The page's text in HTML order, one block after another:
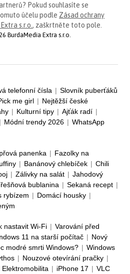
Pokud souhlasíte se
účelu podle Zásad ochrany
s.r.o., zaškrtněte toto pole.
BurdaMedia Extra s.r.o.
telefonní čísla | Slovník puberťáků
me girl | Nejtěžší české
| Kulturní tipy | Ajťák radí |
| Módní trendy 2026 | WhatsApp
panenka | Fazolky na
| Banánový chlebíček | Chili
| Zálivky na salát | Jahodový
bublanina | Sekaná recept |
rybízem | Domácí housky |
nastavit Wi-Fi | Varování před
11 na starší počítač | Nový
modré smrti Windows? | Windows
| Nouzové otevírání pračky |
Elektromobilita | iPhone 17 | VLC